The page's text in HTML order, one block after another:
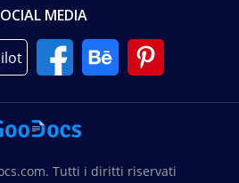
MEDIA
Tutti i diritti riservati